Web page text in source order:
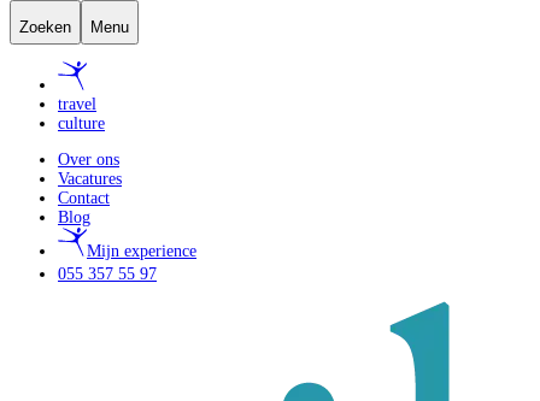
Zoeken Menu
travel
culture
Over ons
Vacatures
Contact
Blog
Mijn experience
055 357 55 97